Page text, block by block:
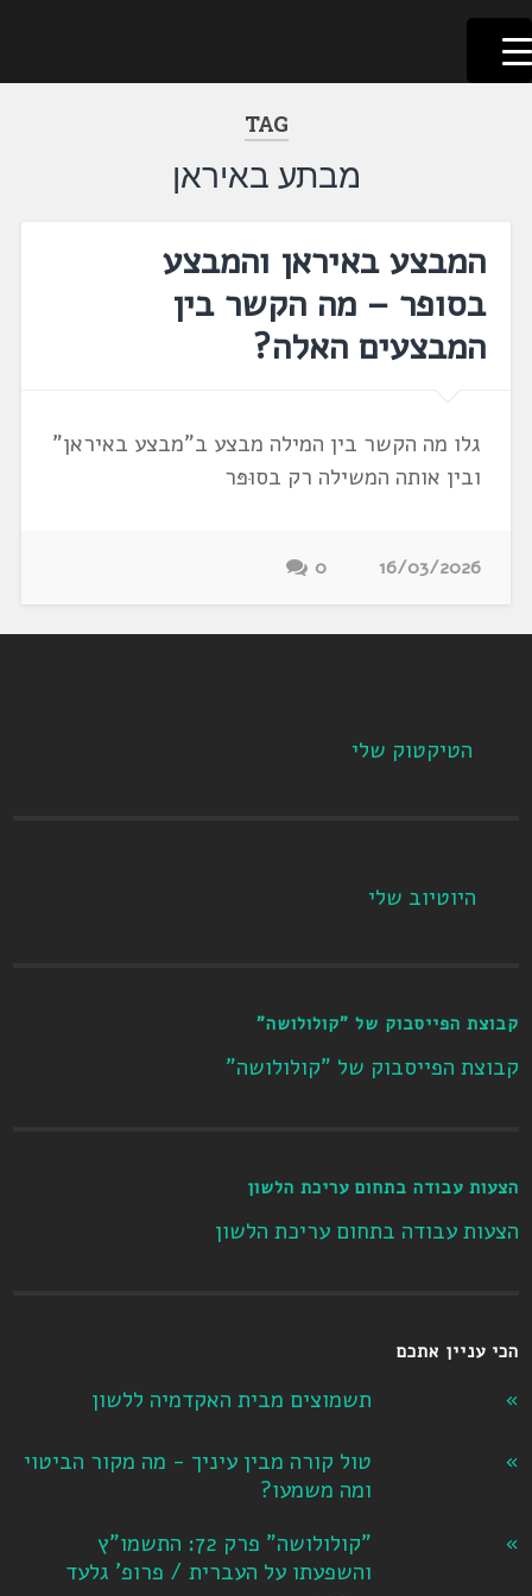
דלג
לתוכן
לשוניאדה
עברית. לשון. שפה
TAG
מבתע באיראן
המבצע באיראן והמבצע
בסופר – מה הקשר בין
המבצעים האלה?
גלו מה הקשר בין המילה מבצע ב"מבצע באיראן"
ובין אותה המשילה רק בסוּפּר
16/03/2026
0
הטיקטוק שלי
היוטיוב שלי
קבוצת הפייסבוק של "קולולושה"
קבוצת הפייסבוק של "קולולושה"
הצעות עבודה בתחום עריכת הלשון
הצעות עבודה בתחום עריכת הלשון
הכי עניין אתכם
תשמוצים מבית האקדמיה ללשון
טול קורה מבין עיניך - מה מקור הביטוי
ומה משמעו?
"קולולושה" פרק 72: התשמו"ץ
והשפעתו על העברית / פרופ' גלעד